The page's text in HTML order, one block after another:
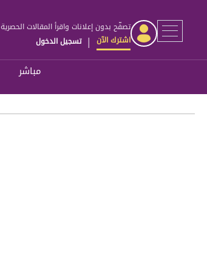
تصفّح بدون إعلانات واقرأ المقالات الحصرية
اشترك الآن | تسجيل الدخول
مباشر